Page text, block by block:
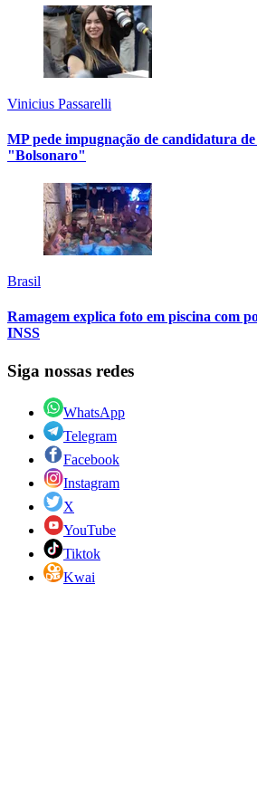
Vinicius Passarelli
MP pede impugnação de candidatura
"Bolsonaro"
Brasil
Ramagem explica foto em piscina com
INSS
Siga nossas redes
WhatsApp
Telegram
Facebook
Instagram
X
YouTube
Tiktok
Kwai